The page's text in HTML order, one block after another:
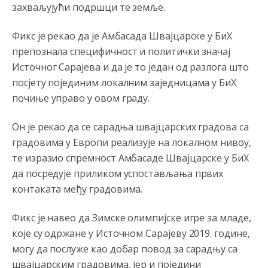
захваљујући подршци те земље.
Фикс је рекао да је Амбасада Швајцарске у БиХ
препознала специфичност и политички значај
Источног Сарајева и да је то један од разлога што
посјету појединим локалним заједницама у БиХ
почиње управо у овом граду.
Он је рекао да се сарадња швајцарских градова са
градовима у Европи реализује на локалном нивоу,
те изразио спремност Амбасаде Швајцарске у БиХ
да посредује приликом успостављања првих
контаката међу градовима.
Фикс је навео да Зимске олимпијске игре за младе,
које су одржане у Источном Сарајеву 2019. године,
могу да послуже као добар повод за сарадњу са
швајцарским градовима, јер и поједини
Prema posljednjem zvaničnom popisu stanovništva, u
Bosni i Hercegovini ima 89.794 nepismenih osoba, što
čini 2,82% ukupnog stanovništva starijeg od 10 godina
Анонимно2818605 8/8/2026 11:17
Sa ovim procentom, Bosna i Hercegovina ima najvišu
Анонимно2818605 8/8/2026 11:21
Najveći rizik sa nepismenim stanovništvom je "kupovina
glasova" i manipulacija kroz fiktivne pomoćnike (koji
zapravo glasaju po nalogu političkih partija, a ne po želji
birača).
Анонимно2818605 8/8/2026 11:28
Prema zvaničnim podacima Agencije za statistiku BiH, u
Bosni i Hercegovini je 1.229.972 građana informatički
nepismeno, što čini 38,7% ukupnog stanovništva starijeg
od 10 godina